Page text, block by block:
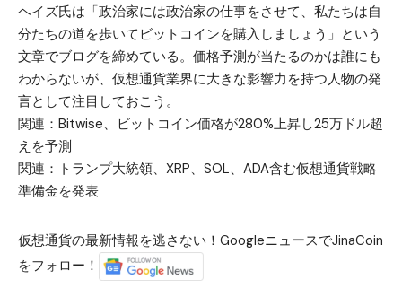
ヘイズ氏は「政治家には政治家の仕事をさせて、私たちは自
分たちの道を歩いてビットコインを購入しましょう」という
文章でブログを締めている。価格予測が当たるのかは誰にも
わからないが、仮想通貨業界に大きな影響力を持つ人物の発
言として注目しておこう。
関連： Bitwise、ビットコイン価格が280%上昇し25万ドル超
えを予測
関連： トランプ大統領、XRP、SOL、ADA含む仮想通貨戦略
準備金を発表
仮想通貨の最新情報を逃さない！GoogleニュースでJinaCoin
をフォロー！